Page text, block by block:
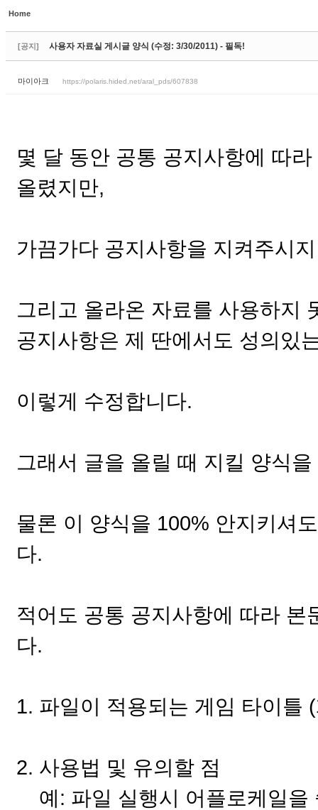
Home
[공지] 사용자 자료실 게시글 양식 (수정: 3/30/2011) - 필독!
마이아크 https://polaris.hided.net/aral_pds/607838
몇 달 동안 공통 공지사항에 따
올렸지만,
가끔가다 공지사항을 지켜주시
그리고 올라온 자료를 사용하지
공지사항은 제 딴에서도 성의있
이렇게 수정합니다.
그래서 글을 올릴 때 지킬 양식
물론 이 양식을 100% 안지키셔
다.
적어도 공통 공지사항에 따라
다.
1. 파일이 적용되는 게임 타이틀
2. 사용법 및 유의할 점
예: 파일 실행시 어플로케일을
Sketchbook5, 스케치북5
Sketchbook5, 스케치북5